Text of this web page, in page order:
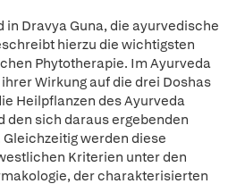
in Dravya Guna, die ayurvedische
hierzu die wichtigsten
Phytotherapie. Im Ayurveda
Wirkung auf die drei Doshas
Heilpflanzen des Ayurveda
den sich daraus ergebenden
werden diese
Kriterien unter den
der charakterisierten